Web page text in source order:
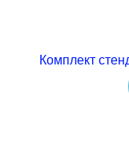
Комплект